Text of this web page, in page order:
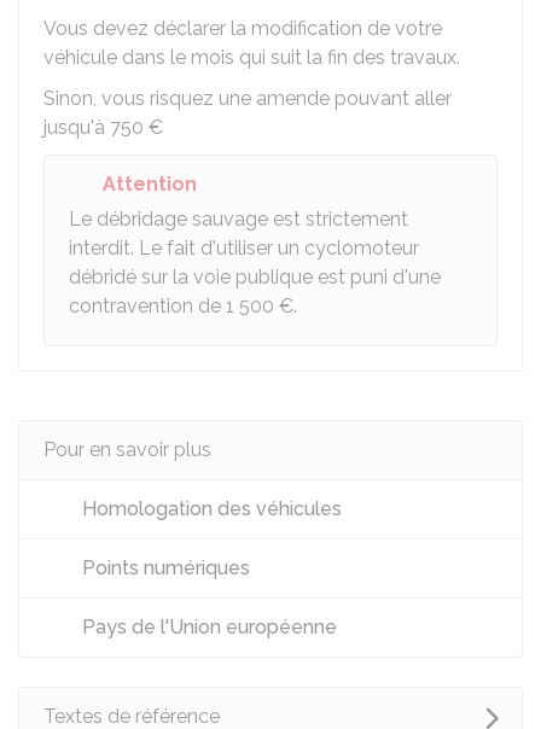
Vous devez déclarer la modification de votre
véhicule dans le mois qui suit la fin des travaux.
Sinon, vous risquez une amende pouvant aller
jusqu'à 750 €
Attention
Le débridage sauvage est strictement
interdit. Le fait d'utiliser un cyclomoteur
débridé sur la voie publique est puni d'une
contravention de 1 500 €.
Pour en savoir plus
Homologation des véhicules
Points numériques
Pays de l'Union européenne
Textes de référence